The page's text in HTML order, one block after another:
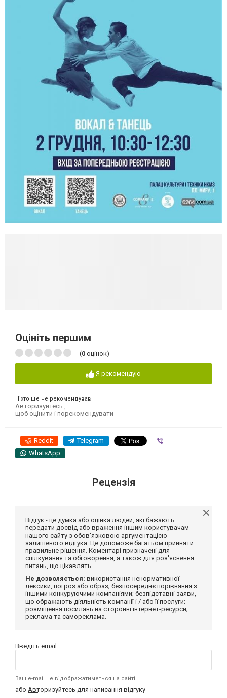
Оцініть першим
(0 оцінок)
Я рекомендую
Ніхто ще не рекомендував
Авторизуйтесь
щоб оцінити і порекомендувати
Reddit Telegram
WhatsApp
Рецензія
Відгук - це думка або оцінка людей, які бажають
передати досвід або враження іншим користувачам
нашого сайту з обов'язковою аргументацією
залишеного відгука. Це допоможе багатьом прийняти
правильне рішення. Коментарі призначені для
спілкування та обговорення, а також для роз'яснення
питань, що цікавлять.
Не дозволяється: використання ненормативної
лексики, погроз або образ; безпосереднє порівняння з
іншими конкуруючими компаніями; безпідставні заяви,
що ображають діяльність компанії і / або її послуги;
розміщення посилань на сторонні інтернет-ресурси;
реклама та самореклама.
Введіть email:
Ваш e-mail не відображатиметься на сайті
або Авторизуйтесь для написання відгуку